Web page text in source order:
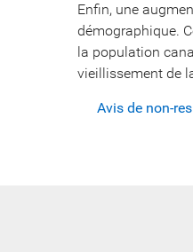
Enfin, une
démographique.
la population
vieillissement de
Avis de non-